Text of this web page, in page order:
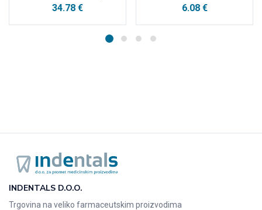
34.78 € 6.08 €
INDENTALS D.O.O.
Trgovina na veliko farmaceutskim proizvodima